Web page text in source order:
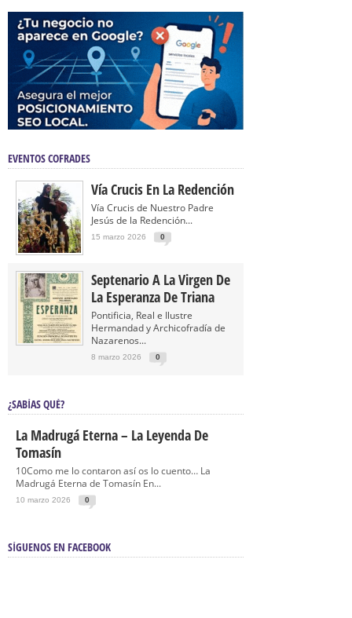
EVENTOS COFRADES
Vía Crucis En La Redención
Vía Crucis de Nuestro Padre
Jesús de la Redención...
15 marzo 2026 0
Septenario A La Virgen De
La Esperanza De Triana
Pontificia, Real e Ilustre
Hermandad y Archicofradía de
Nazarenos...
8 marzo 2026 0
¿SABÍAS QUÉ?
La Madrugá Eterna – La Leyenda De
Tomasín
10Como me lo contaron así os lo cuento… La
Madrugá Eterna de Tomasín En...
10 marzo 2026 0
SÍGUENOS EN FACEBOOK